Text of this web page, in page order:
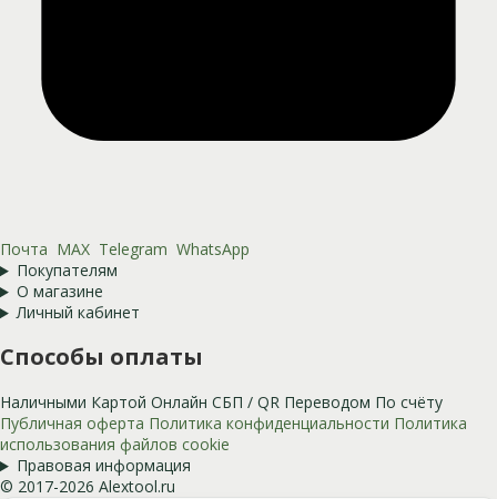
Почта MAX Telegram WhatsApp
Покупателям
О магазине
Личный кабинет
Способы оплаты
Наличными Картой Онлайн СБП / QR Переводом По счёту
Публичная оферта Политика конфиденциальности Политика
использования файлов cookie
Правовая информация
© 2017-2026 Alextool.ru